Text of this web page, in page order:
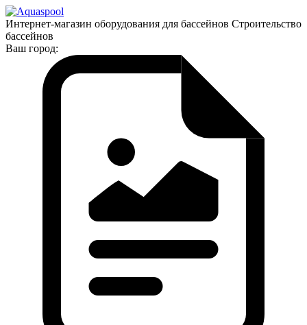
Интернет-магазин оборудования для бассейнов Строительство
бассейнов
Ваш город: